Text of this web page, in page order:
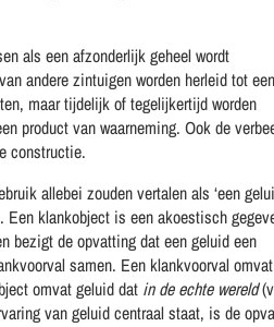
als een afzonderlijk geheel wordt
andere zintuigen worden herleid tot een
maar tijdelijk of tegelijkertijd worden
product van waarneming. Ook de
constructie.
allebei zouden vertalen als ‘een
Een klankobject is een akoestisch
bezigt de opvatting dat een geluid een
samen. Een klankvoorval omvat
omvat geluid dat in de echte wereld
van geluid centraal staat, is de